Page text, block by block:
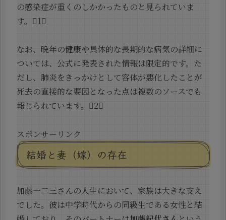
の感染症が重くのしかかったものと見られていま
す。1
なお、晩年の健康や具体的な長期的な病気の詳細に
ついては、公式に発表された情報は限定的です。た
だし、肺炎をきっかけとして容体が悪化したことが
死去の直接的な要因となった点は複数のソースでも
報じられています。2
スポンサーリンク
結婚と妻（嫁）の存在
加藤一二三さんの人生において、家族は大きな支え
でした。彼は中学時代からの同級生である女性と結